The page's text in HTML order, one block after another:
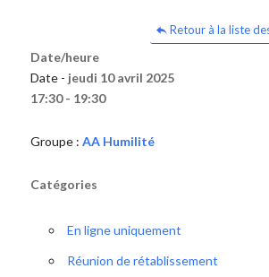
Retour à la liste
Date/heure
Date - jeudi 10 avril 2025
17:30 - 19:30
Groupe : AA Humilité
Catégories
En ligne uniquement
Réunion de rétablissement